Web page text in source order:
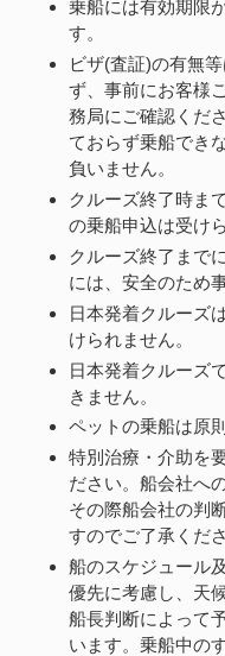
乗船には有効期限
す。
ビザ(査証)の有無
ず、事前にお客様
務局にご確認くだ
ておらず乗船でき
負いません。
クルーズ終了時ま
の乗船申込は受け
クルーズ終了まで
には、安全のため
日本発着クルーズ
けられません。
日本発着クルーズ
きません。
ペットの乗船は原
特別治療・介助を
ださい。船会社へ
その際船会社の判
すのでご了承くださ
船のスケジュール
優先に考慮し、天
船長判断によって
います。乗船中の